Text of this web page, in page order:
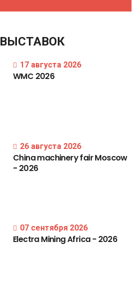
ВЫСТАВОК
17 августа 2026
WMC 2026
26 августа 2026
ChinamachineryfairMoscow
- 2026
07 сентября 2026
ElectraMiningAfrica- 2026